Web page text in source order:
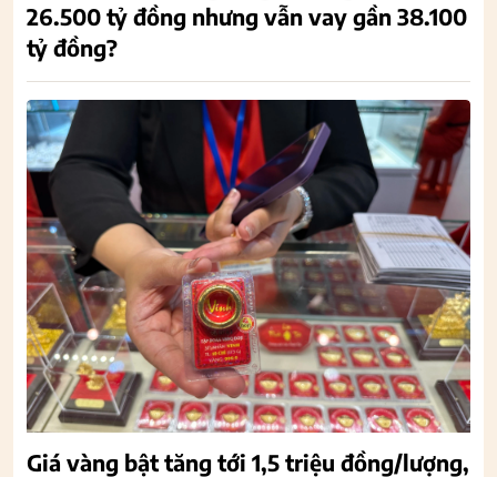
26.500 tỷ đồng nhưng vẫn vay gần 38.100
tỷ đồng?
Giá vàng bật tăng tới 1,5 triệu đồng/lượng,